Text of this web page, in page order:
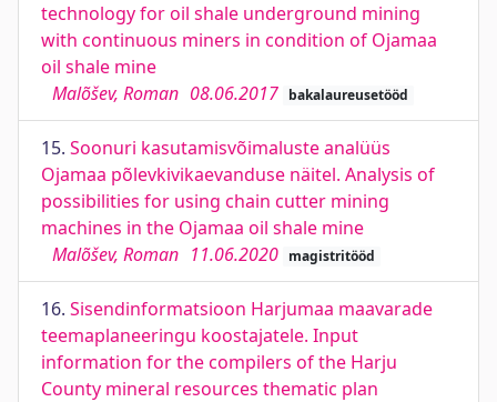
technology for oil shale underground mining
with continuous miners in condition of Ojamaa
oil shale mine
Malõšev, Roman 08.06.2017 bakalaureusetööd
15. Soonuri kasutamisvõimaluste analüüs
Ojamaa põlevkivikaevanduse näitel. Analysis of
possibilities for using chain cutter mining
machines in the Ojamaa oil shale mine
Malõšev, Roman 11.06.2020 magistritööd
16. Sisendinformatsioon Harjumaa maavarade
teemaplaneeringu koostajatele. Input
information for the compilers of the Harju
County mineral resources thematic plan